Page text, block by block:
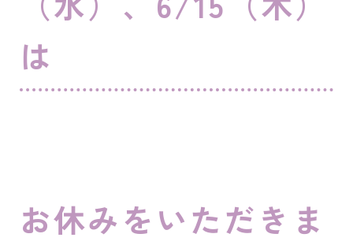
は
お休みをいただきま